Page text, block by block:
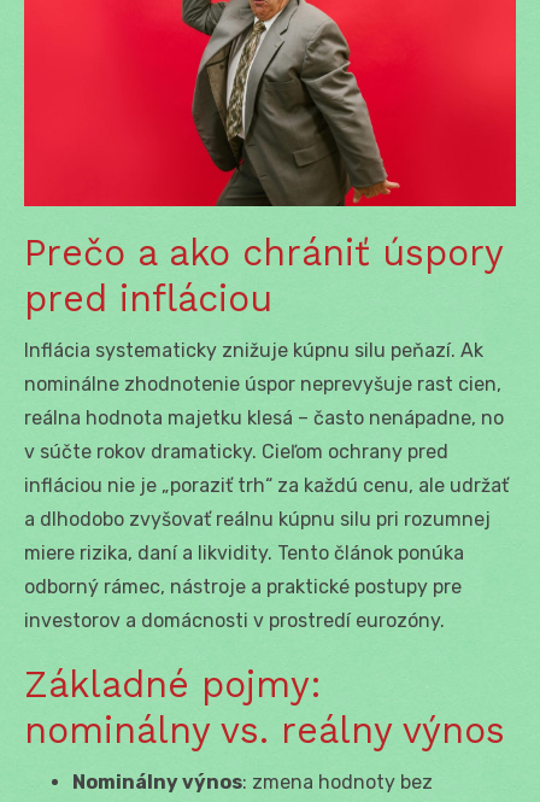
Prečo a ako chrániť úspory
pred infláciou
Inflácia systematicky znižuje kúpnu silu peňazí. Ak
nominálne zhodnotenie úspor neprevyšuje rast cien,
reálna hodnota majetku klesá – často nenápadne, no
v súčte rokov dramaticky. Cieľom ochrany pred
infláciou nie je „poraziť trh“ za každú cenu, ale udržať
a dlhodobo zvyšovať reálnu kúpnu silu pri rozumnej
miere rizika, daní a likvidity. Tento článok ponúka
odborný rámec, nástroje a praktické postupy pre
investorov a domácnosti v prostredí eurozóny.
Základné pojmy:
nominálny vs. reálny výnos
Nominálny výnos: zmena hodnoty bez